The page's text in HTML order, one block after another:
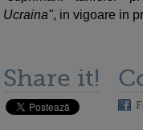
Ucraina", in vigoare in
Share it!